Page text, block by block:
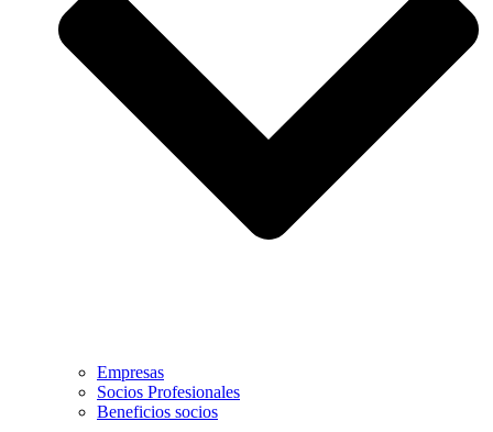
Empresas
Socios Profesionales
Beneficios socios